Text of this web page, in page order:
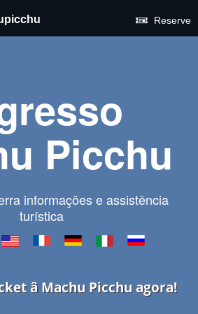
Reserve
Picchu
informações e assistência
turística
â Machu Picchu agora!